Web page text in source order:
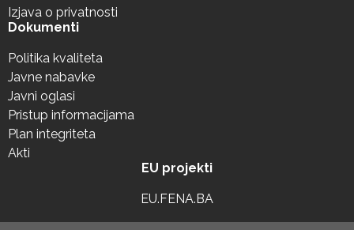
Izjava o privatnosti
Dokumenti
Politika kvaliteta
Javne nabavke
Javni oglasi
Pristup informacijama
Plan integriteta
Akti
EU projekti
EU.FENA.BA